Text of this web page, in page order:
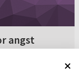
angst